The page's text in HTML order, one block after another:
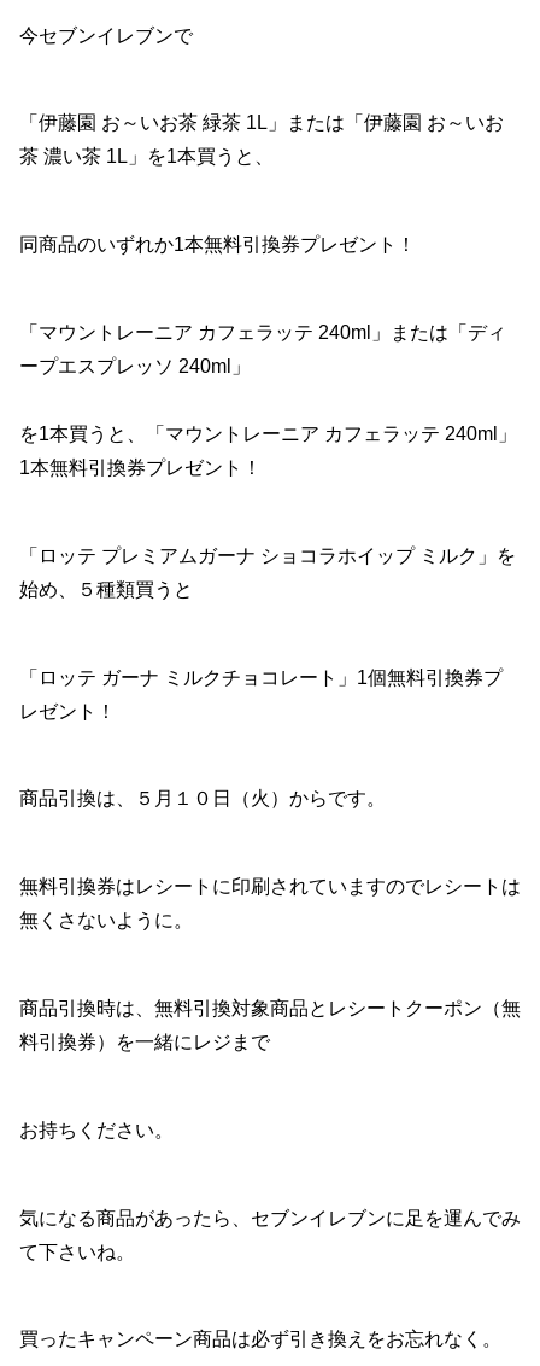
今セブンイレブンで
「伊藤園 お～いお茶 緑茶 1L」または「伊藤園 お～いお
茶 濃い茶 1L」を1本買うと、
同商品のいずれか1本無料引換券プレゼント！
「マウントレーニア カフェラッテ 240ml」または「ディ
ープエスプレッソ 240ml」
を1本買うと、「マウントレーニア カフェラッテ 240ml」
1本無料引換券プレゼント！
「ロッテ プレミアムガーナ ショコラホイップ ミルク」を
始め、５種類買うと
「ロッテ ガーナ ミルクチョコレート」1個無料引換券プ
レゼント！
商品引換は、５月１０日（火）からです。
無料引換券はレシートに印刷されていますのでレシートは
無くさないように。
商品引換時は、無料引換対象商品とレシートクーポン（無
料引換券）を一緒にレジまで
お持ちください。
気になる商品があったら、セブンイレブンに足を運んでみ
て下さいね。
買ったキャンペーン商品は必ず引き換えをお忘れなく。